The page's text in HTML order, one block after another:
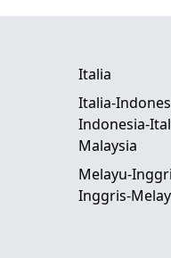
Italia
Italia-
Indonesia-
Malaysia
Melayu-
Inggris-